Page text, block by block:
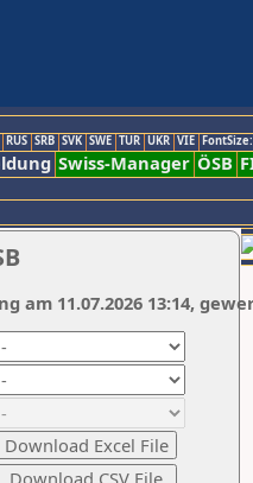
RUS SRB SVK SWE TUR UKR VIE
Swiss-Manager ÖSB
am 11.07.2026 13:14,